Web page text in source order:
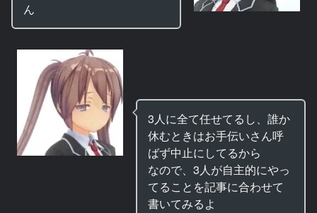
ん
3人に全て任せてるし、誰か
休むときはお手伝いさん呼
ばず中止にしてるから
なので、3人が自主的にやっ
てることを記事に合わせて
書いてみるよ